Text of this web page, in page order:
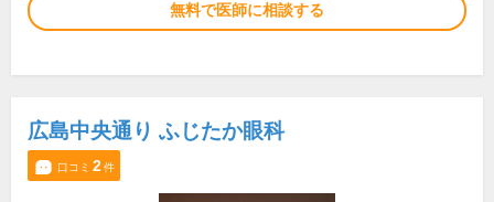
無料で医師に相談する
広島中央通り ふじたか眼科
口コミ 2件